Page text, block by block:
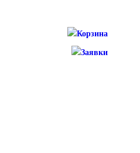
Корзина
Заявки